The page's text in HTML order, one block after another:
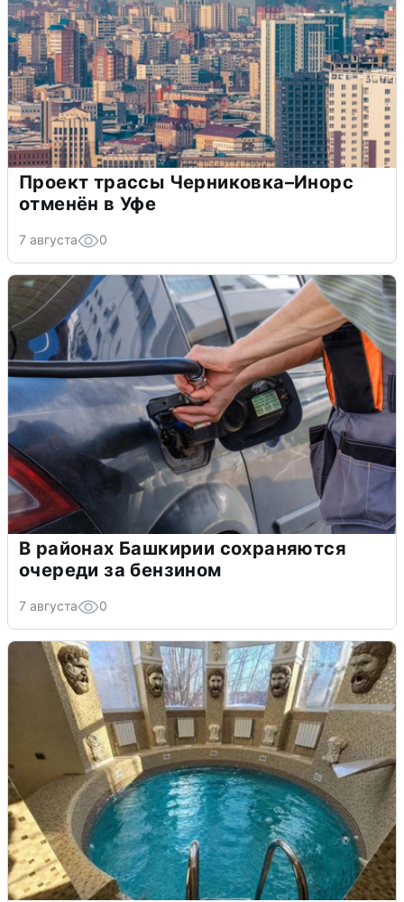
Проект трассы Черниковка–Инорс
отменён в Уфе
7 августа 0
В районах Башкирии сохраняются
очереди за бензином
7 августа 0